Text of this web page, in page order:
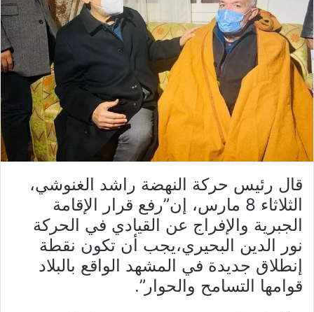
قال رئيس حركة النهضة راشد الغنوشي،
الثلاثاء 8 مارس، إن”رفع قرار الإقامة
الجبرية والإفراج عن القيادي في الحركة
نور الدين البحيري،يجب أن تكون نقطة
إنطلاق جديدة في المشهد الواقع بالبلاد
قوامها التسامح والحوار”.